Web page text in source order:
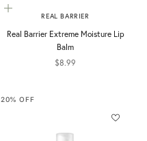
加入購物車
REAL BARRIER
Real Barrier Extreme Moisture Lip
Balm
促銷價
$8.99
20% OFF